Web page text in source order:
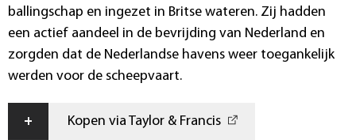
ballingschap en ingezet in Britse wateren. Zij hadden
een actief aandeel in de bevrijding van Nederland en
zorgden dat de Nederlandse havens weer toegankelijk
werden voor de scheepvaart.
+ Kopen via Taylor & Francis